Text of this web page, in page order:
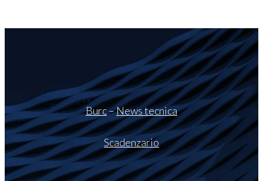
Burc–News tecnica
Scadenzario